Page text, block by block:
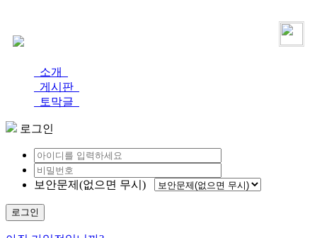
소개
게시판
토막글
로그인
보안문제(없으면 무시)
로그인